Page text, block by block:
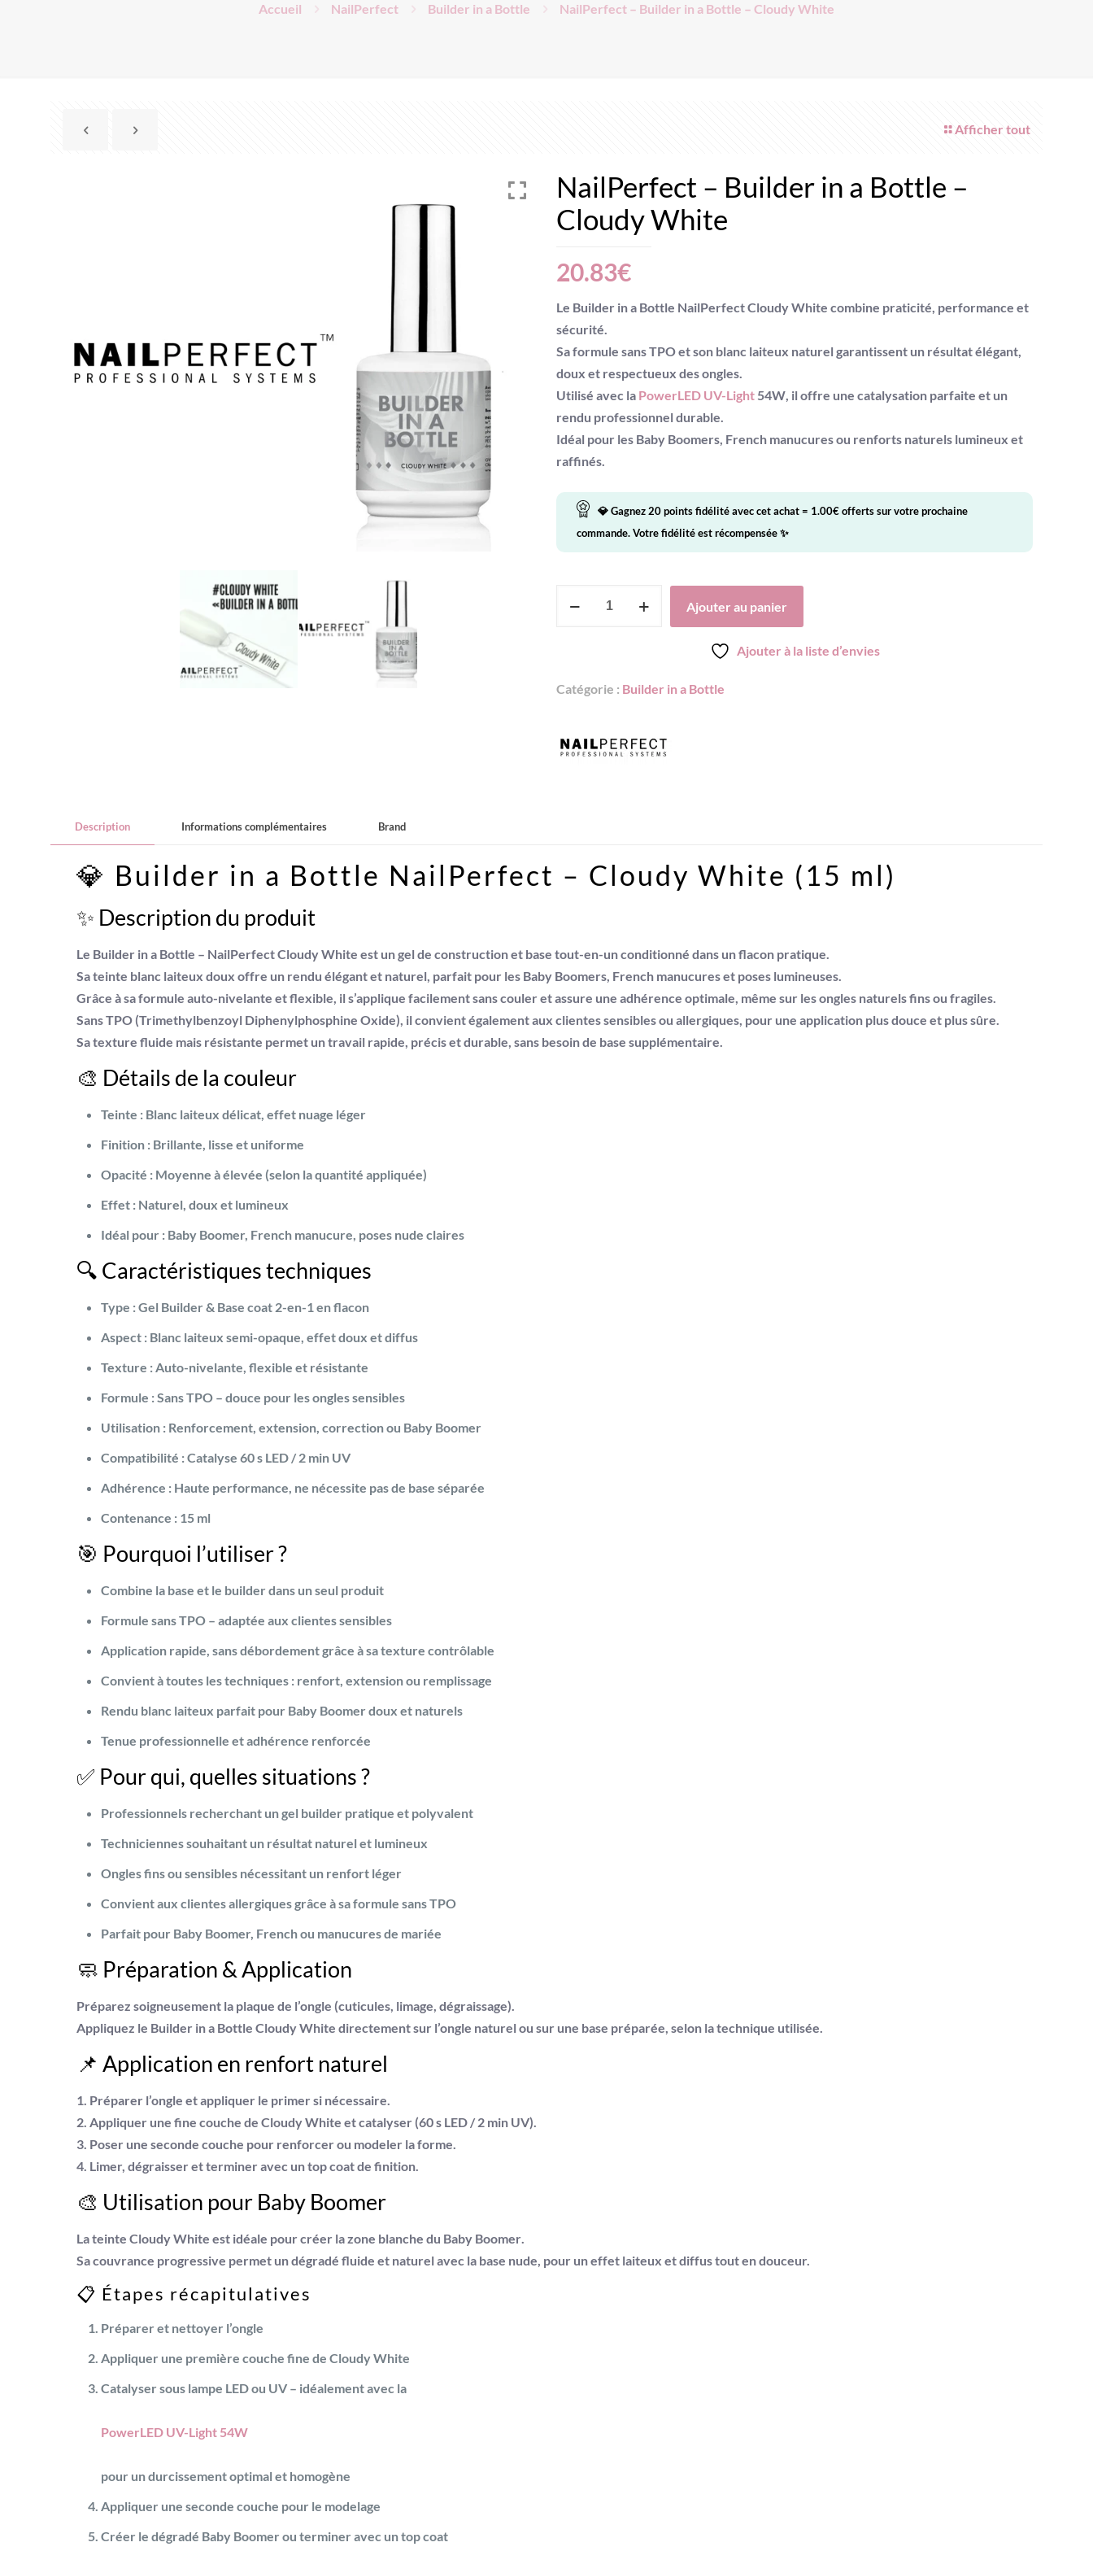
Accueil NailPerfect Builder in a Bottle NailPerfect – Builder in a Bottle – Cloudy White
Afficher tout
NailPerfect – Builder in a Bottle –
Cloudy White
20.83€
Le Builder in a Bottle NailPerfect Cloudy White combine praticité, performance et
sécurité.
Sa formule sans TPOet son blanc laiteux naturel garantissent un résultat élégant,
doux et respectueux des ongles.
Utilisé avec la PowerLED UV-Light 54W, il offre une catalysation parfaite et un
rendu professionnel durable.
Idéal pour les Baby Boomers, French manucuresou renforts naturels lumineux et
raffinés.
💎 Gagnez20points fidélité avec cet achat = 1.00€offerts sur votre prochaine
commande. Votre fidélité est récompensée ✨
Builder
Bottle
Ajouter au panier
Ajouter à la liste d’envies
Catégorie : Builder in a Bottle
Description Informations complémentaires Brand
💎 Builder in a Bottle NailPerfect – Cloudy White (15 ml)
✨ Description du produit
Le Builder in a Bottle – NailPerfect Cloudy White est ungel de construction et base tout-en-unconditionné dans un flacon pratique.
Sa teinte blanc laiteux doux offre un rendu élégant et naturel, parfait pour les Baby Boomers, French manucureset poses lumineuses.
Grâce à saformule auto-nivelante et flexible, il s’applique facilement sans couler et assure une adhérence optimale, même sur les ongles naturels fins ou fragiles.
Sans TPO(Trimethylbenzoyl Diphenylphosphine Oxide), il convient également aux clientes sensibles ou allergiques, pour une application plus douce et plus sûre.
Sa texture fluide mais résistante permet un travail rapide, précis et durable, sans besoin de base supplémentaire.
🎨 Détails de la couleur
Teinte :Blanc laiteux délicat, effet nuage léger
Finition :Brillante, lisse et uniforme
Opacité :Moyenne à élevée (selon la quantité appliquée)
Effet :Naturel, doux et lumineux
Idéal pour :Baby Boomer, French manucure, poses nude claires
🔍 Caractéristiques techniques
Type :Gel Builder & Base coat 2-en-1 en flacon
Aspect :Blanc laiteux semi-opaque, effet doux et diffus
Texture :Auto-nivelante, flexible et résistante
Formule :Sans TPO– douce pour les ongles sensibles
Utilisation :Renforcement, extension, correction ou Baby Boomer
Compatibilité :Catalyse 60 s LED / 2 min UV
Adhérence :Haute performance, ne nécessite pas de base séparée
Contenance :15 ml
🎯 Pourquoi l’utiliser ?
Combine la base et le builder dans un seul produit
Formule sans TPO– adaptée aux clientes sensibles
Application rapide, sans débordement grâce à sa texture contrôlable
Convient à toutes les techniques : renfort, extension ou remplissage
Rendu blanc laiteux parfait pour Baby Boomer doux et naturels
Tenue professionnelle et adhérence renforcée
✅ Pour qui, quelles situations ?
Professionnels recherchant un gel builder pratique et polyvalent
Techniciennes souhaitant un résultat naturel et lumineux
Ongles fins ou sensibles nécessitant un renfort léger
Convient aux clientes allergiques grâce à sa formule sans TPO
Parfait pour Baby Boomer, French ou manucures de mariée
🧼 Préparation & Application
Préparez soigneusement la plaque de l’ongle (cuticules, limage, dégraissage).
Appliquez le Builder in a Bottle Cloudy White directement sur l’ongle naturel ou sur une base préparée, selon la technique utilisée.
📌 Application en renfort naturel
1. Préparer l’ongle et appliquer le primer si nécessaire.
2. Appliquer une fine couche de Cloudy White et catalyser (60 s LED / 2 min UV).
3. Poser une seconde couche pour renforcer ou modeler la forme.
4. Limer, dégraisser et terminer avec un top coat de finition.
🎨 Utilisation pour Baby Boomer
La teinte Cloudy White est idéale pour créer la zone blanche du Baby Boomer.
Sa couvrance progressive permet un dégradé fluide et naturel avec la base nude, pour un effet laiteux et diffus tout en douceur.
📋 Étapes récapitulatives
Préparer et nettoyer l’ongle
Appliquer une première couche fine de Cloudy White
Catalyser sous lampe LED ou UV – idéalement avec la
PowerLED UV-Light 54W
pour un durcissement optimal et homogène
Appliquer une seconde couche pour le modelage
Créer le dégradé Baby Boomer ou terminer avec un top coat
Des questions ?